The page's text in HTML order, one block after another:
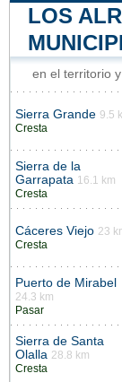
LOS
en el territorio
Sierra Grande 9.5
Cresta
Sierra de la
Garrapata 16.1 km
Cresta
Cáceres Viejo 23
Cresta
Puerto de Mirabel
24.3 km
Pasar
Sierra de Santa
Olalla 28.8 km
Cresta